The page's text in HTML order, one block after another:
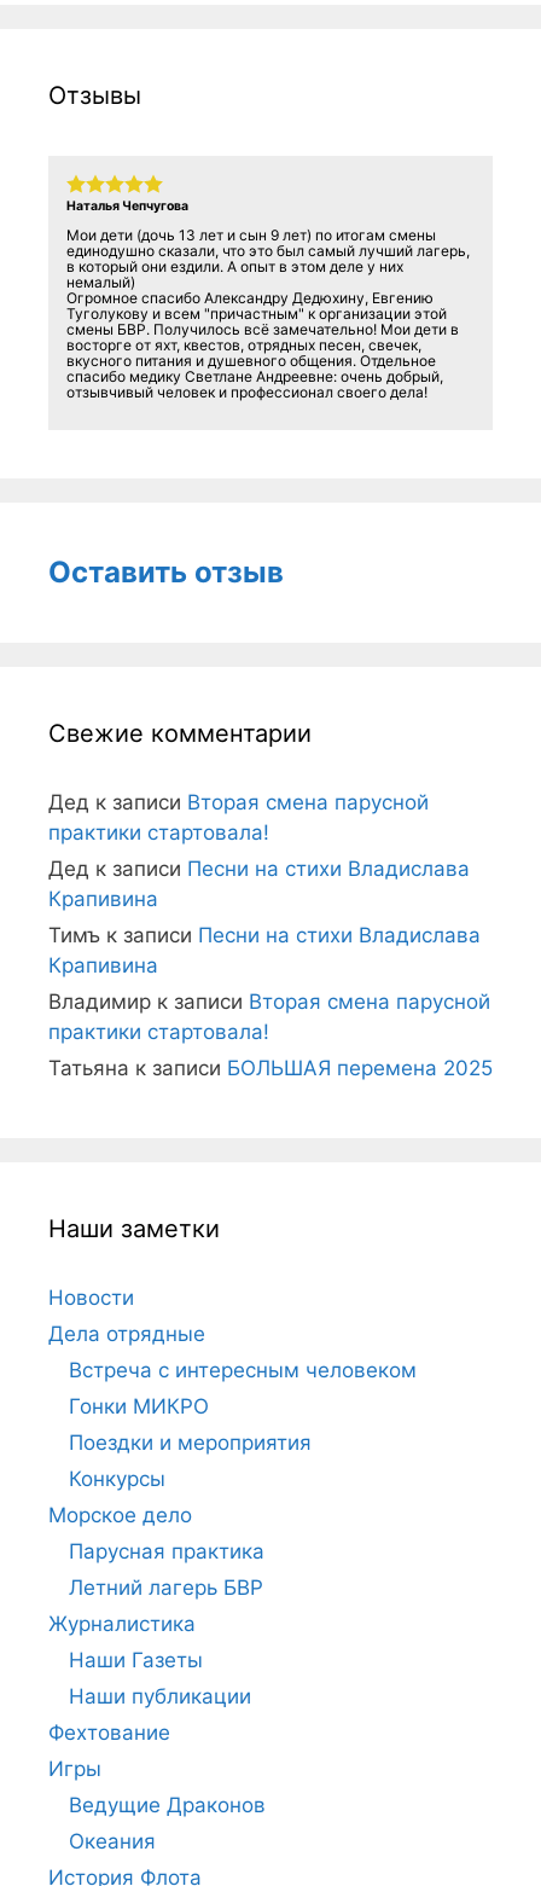
Отзывы
Наталья Чепчугова
Мои дети (дочь 13 лет и сын 9 лет) по итогам смены
единодушно сказали, что это был самый лучший лагерь,
в который они ездили. А опыт в этом деле у них
немалый)
Огромное спасибо Александру Дедюхину, Евгению
Туголукову и всем "причастным" к организации этой
смены БВР. Получилось всё замечательно! Мои дети в
восторге от яхт, квестов, отрядных песен, свечек,
вкусного питания и душевного общения. Отдельное
спасибо медику Светлане Андреевне: очень добрый,
отзывчивый человек и профессионал своего дела!
Оставить отзыв
Свежие комментарии
Дед к записи Вторая смена парусной
практики стартовала!
Дед к записи Песни на стихи Владислава
Крапивина
Тимъ к записи Песни на стихи Владислава
Крапивина
Владимир к записи Вторая смена парусной
практики стартовала!
Татьяна к записи БОЛЬШАЯ перемена 2025
Наши заметки
Новости
Дела отрядные
Встреча с интересным человеком
Гонки МИКРО
Поездки и мероприятия
Конкурсы
Морское дело
Парусная практика
Летний лагерь БВР
Журналистика
Наши Газеты
Наши публикации
Фехтование
Игры
Ведущие Драконов
Океания
История Флота